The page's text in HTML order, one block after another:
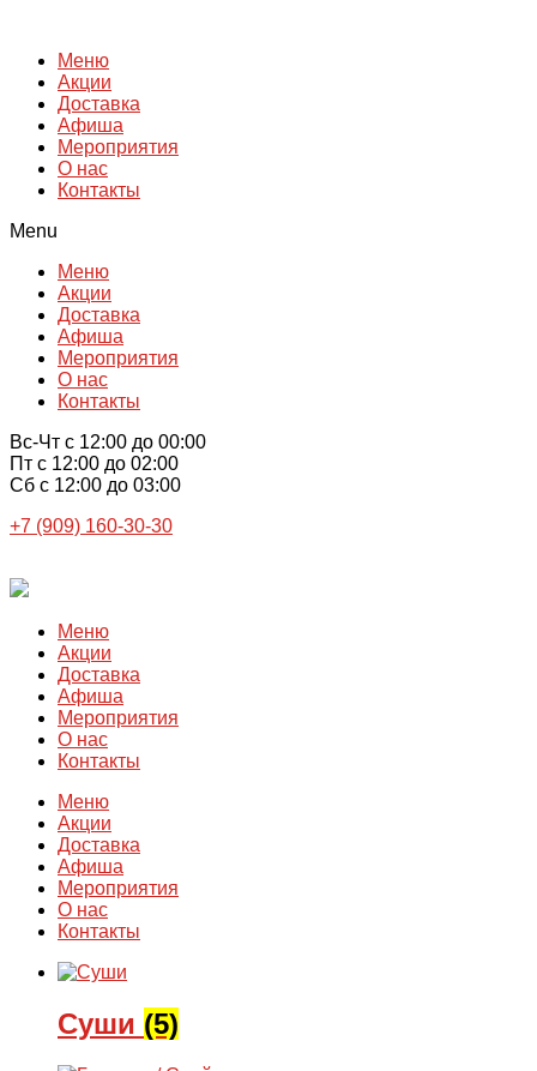
содержимому
Меню
Акции
Доставка
Афиша
Мероприятия
О нас
Контакты
Menu
Меню
Акции
Доставка
Афиша
Мероприятия
О нас
Контакты
Вс-Чт с 12:00 до 00:00
Пт с 12:00 до 02:00
Сб с 12:00 до 03:00
+7 (909) 160-30-30
Меню
Акции
Доставка
Афиша
Мероприятия
О нас
Контакты
Меню
Акции
Доставка
Афиша
Мероприятия
О нас
Контакты
Суши (5)